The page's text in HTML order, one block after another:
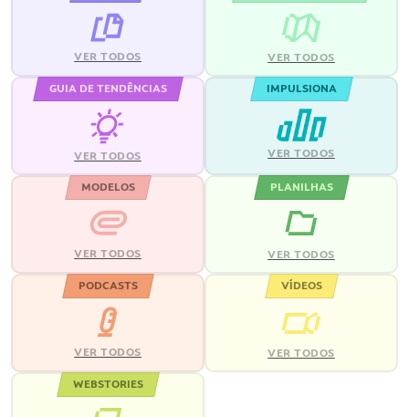
VER TODOS VER TODOS
GUIA DE TENDÊNCIAS
VER TODOS
IMPULSIONA
VER TODOS
MODELOS
VER TODOS
PLANILHAS
VER TODOS
PODCASTS
VER TODOS
VÍDEOS
VER TODOS
WEBSTORIES